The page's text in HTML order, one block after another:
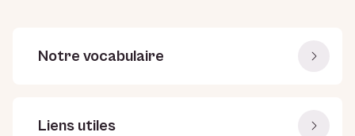
Notre vocabulaire
Liens utiles